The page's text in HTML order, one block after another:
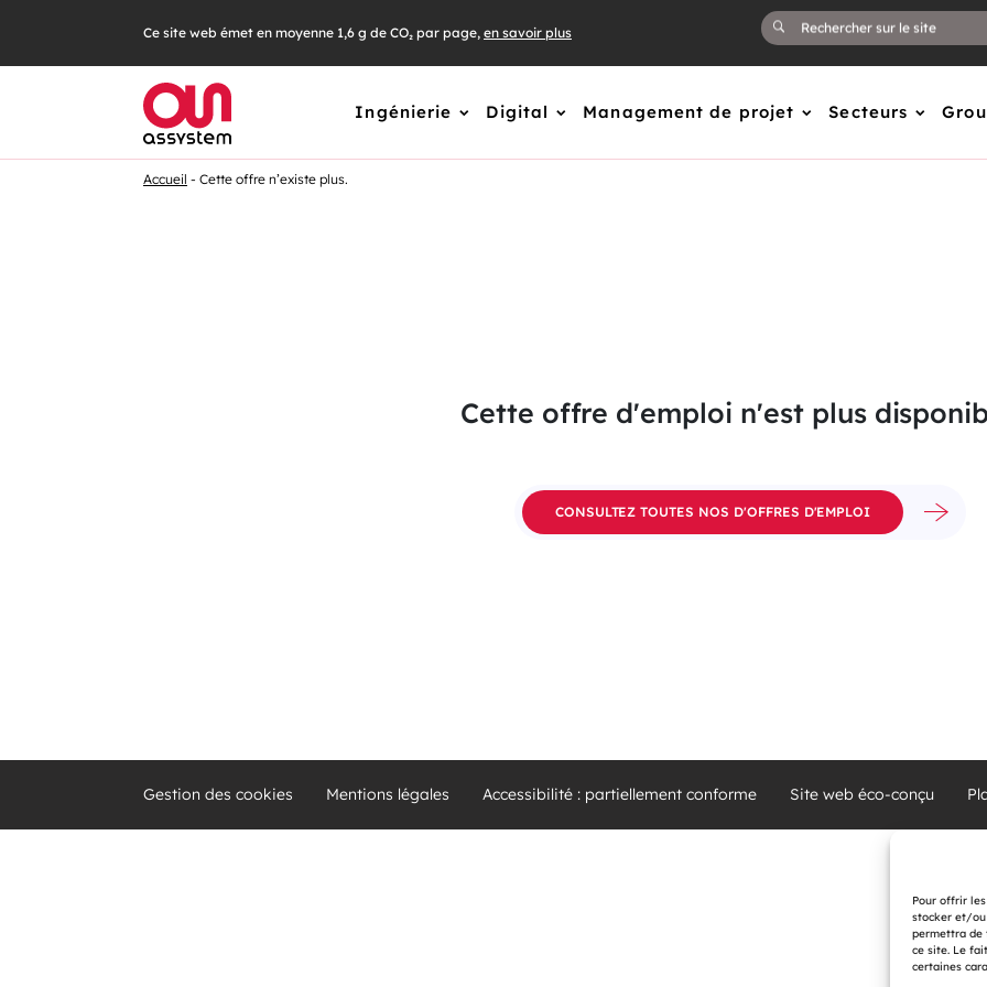
Pour offrir
stocker et/ou
permettra de
ce site. Le
certaines
contenu
Ce site web émet en moyenne 1,6 g de CO₂ par page, en savoir plus
Ingénierie Digital Management de projet Secteurs
Accueil Cette offre n’existe plus.
Cette offre d'emploi n'est plus
CONSULTEZ TOUTES NOS D'OFFRES D'EMPLOI
Gestion des cookies Mentions légales Accessibilité : partiellement conforme Site web éco-conçu